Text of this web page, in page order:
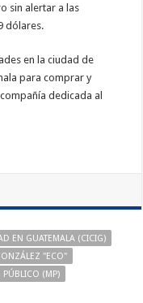
sin alertar a las
dólares.
en la ciudad de
para comprar y
dedicada al
EN GUATEMALA (CICIG)
"ECO"
PÚBLICO (MP)